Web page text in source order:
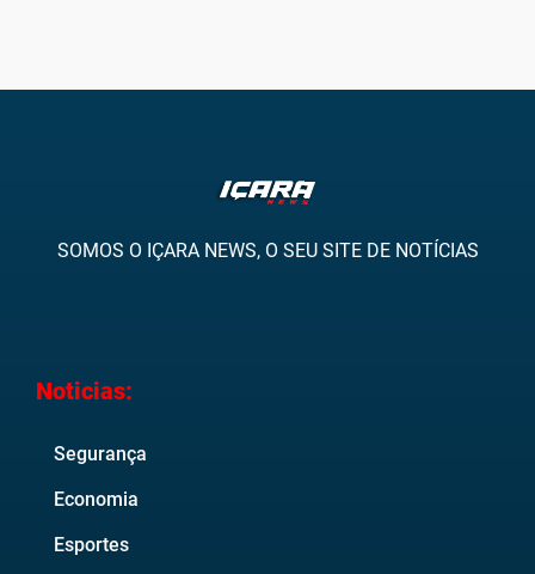
SOMOS O IÇARA NEWS, O SEU SITE DE NOTÍCIAS
Noticias:
Segurança
Economia
Esportes